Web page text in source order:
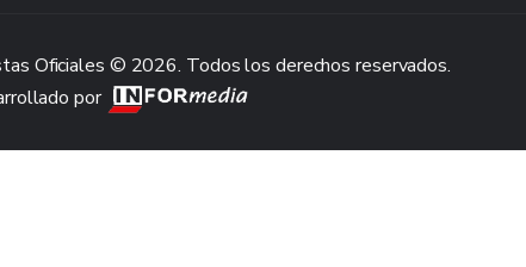
Oficiales © 2026. Todos los derechos reservados.
por